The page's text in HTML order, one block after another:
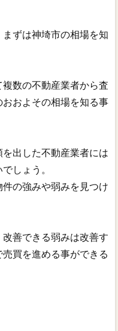
ずは神埼市の相場を知
数の不動産業者から査
およその相場を知る事
出した不動産業者には
しょう。
の強みや弱みを見つけ
善できる弱みは改善す
買を進める事ができる